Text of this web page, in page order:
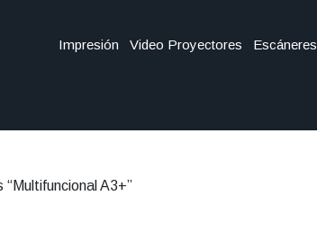
Impresión Video Proyectores Escáneres
A3+”